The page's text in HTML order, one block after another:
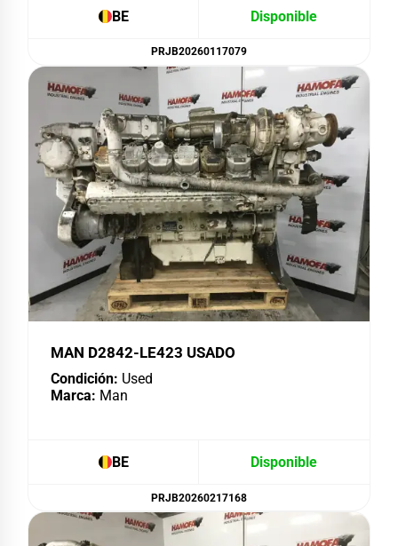
BE Disponible
PRJB20260117079
MAN D2842-LE423 USADO
Condición: Used
Marca: Man
BE Disponible
PRJB20260217168